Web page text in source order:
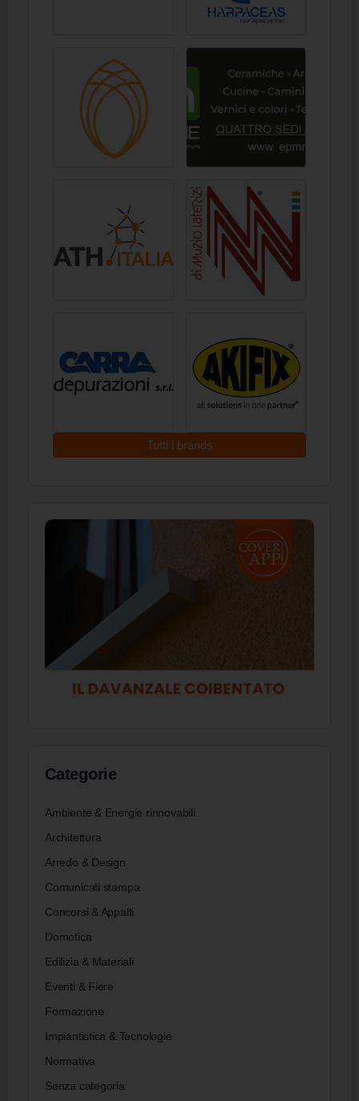
Tutti i brands
Categorie
Ambiente & Energie rinnovabili
Architettura
Arredo & Design
Comunicati stampa
Concorsi & Appalti
Domotica
Edilizia & Materiali
Eventi & Fiere
Formazione
Impiantistica & Tecnologie
Normativa
Senza categoria